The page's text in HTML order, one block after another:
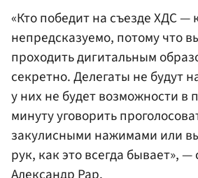
«Кто победит на съезде ХДС —
непредсказуемо, потому что
проходить дигитальным
секретно. Делегаты не будут
у них не будет возможности в
минуту уговорить
закулисными нажимами или
рук, как это всегда бывает», —